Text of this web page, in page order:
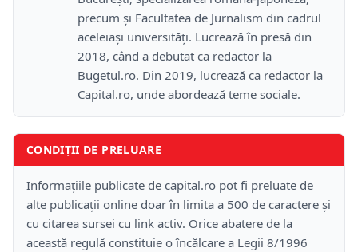
precum și Facultatea de Jurnalism din cadrul
aceleiași universități. Lucrează în presă din
2018, când a debutat ca redactor la
Bugetul.ro. Din 2019, lucrează ca redactor la
Capital.ro, unde abordează teme sociale.
CONDIȚII DE PRELUARE
Informațiile publicate de capital.ro pot fi preluate de
alte publicații online doar în limita a 500 de caractere și
cu citarea sursei cu link activ. Orice abatere de la
această regulă constituie o încălcare a Legii 8/1996